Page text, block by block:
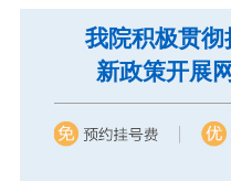
我院积极贯
新政策开展